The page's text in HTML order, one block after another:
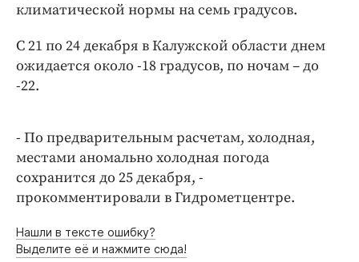
климатической нормы на семь градусов.
С 21 по 24 декабря в Калужской области днем
ожидается около -18 градусов, по ночам – до
-22.
- По предварительным расчетам, холодная,
местами аномально холодная погода
сохранится до 25 декабря, -
прокомментировали в Гидрометцентре.
Нашли в тексте ошибку?
Выделите её и нажмите сюда!